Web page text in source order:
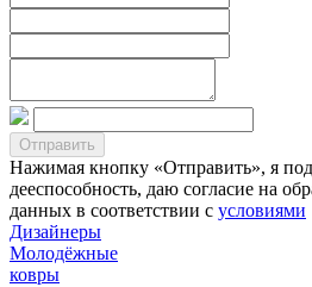
Нажимая кнопку «Отправить», я
дееспособность, даю согласие на
данных в соответствии с условиями
Дизайнеры
Молодёжные
ковры